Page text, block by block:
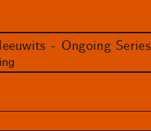
- Ongoing